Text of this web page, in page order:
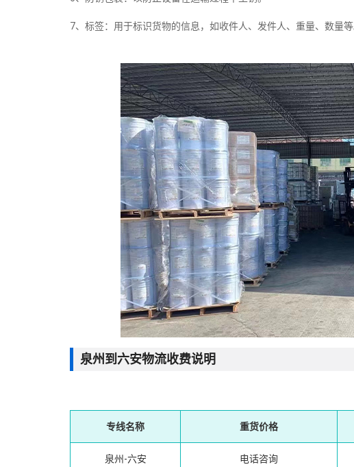
7、标签：用于标识货物的信息，如收件人、发件人、重量、数量等
泉州到六安物流收费说明
专线名称 重货价格
泉州-六安 电话咨询